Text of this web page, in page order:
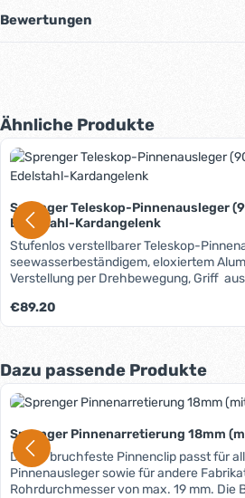
Bewertungen
Produktgalerie überspringen
Ähnliche Produkte
Sprenger Teleskop-Pinnenausleger
Edelstahl-Kardangelenk
Stufenlos verstellbarer Teleskop-
seewasserbeständigem, eloxiertem Aluminium.
Verstellung per Drehbewegung, Griff aus weichem und
kardanisches Gelenk aus Edelstahl (feste
Pinne), sehr leicht, made in Germany.
Regulärer Preis:
€89.20
Produktgalerie überspringen
Dazu passende Produkte
Sprenger Pinnenarretierung 18mm
Dieser bruchfeste Pinnenclip passt für
Pinnenausleger sowie für andere
Rohrdurchmesser von max. 19 mm. Die